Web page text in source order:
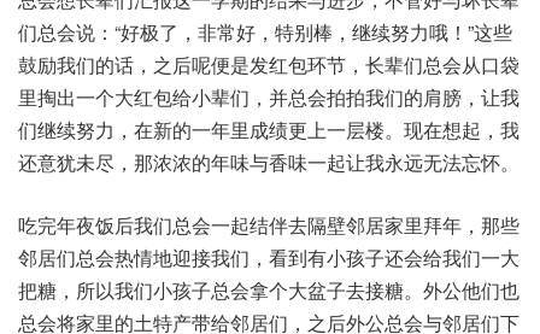
们总会说：“好极了，非常好，特别棒，继续努力哦！”这些
鼓励我们的话，之后呢便是发红包环节，长辈们总会从口袋
里掏出一个大红包给小辈们，并总会拍拍我们的肩膀，让我
们继续努力，在新的一年里成绩更上一层楼。现在想起，我
还意犹未尽，那浓浓的年味与香味一起让我永远无法忘怀。
吃完年夜饭后我们总会一起结伴去隔壁邻居家里拜年，那些
邻居们总会热情地迎接我们，看到有小孩子还会给我们一大
把糖，所以我们小孩子总会拿个大盆子去接糖。外公他们也
总会将家里的土特产带给邻居们，之后外公总会与邻居们下